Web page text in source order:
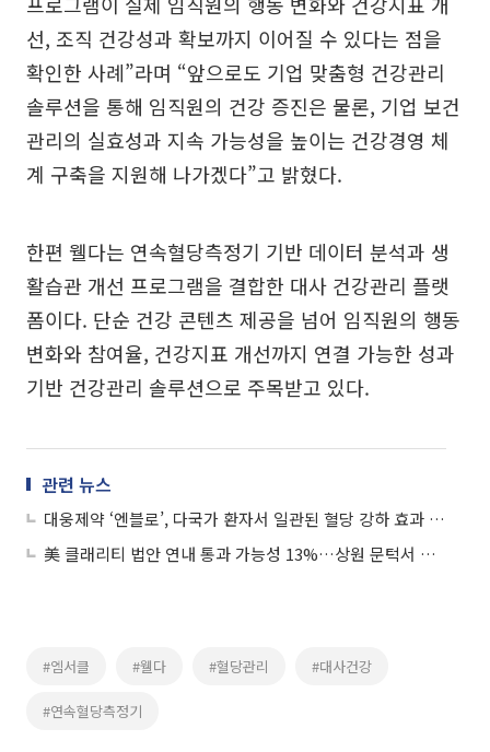
선, 조직 건강성과 확보까지 이어질 수 있다는 점을
확인한 사례”라며 “앞으로도 기업 맞춤형 건강관리
솔루션을 통해 임직원의 건강 증진은 물론, 기업 보건
관리의 실효성과 지속 가능성을 높이는 건강경영 체
계 구축을 지원해 나가겠다”고 밝혔다.
한편 웰다는 연속혈당측정기 기반 데이터 분석과 생
활습관 개선 프로그램을 결합한 대사 건강관리 플랫
폼이다. 단순 건강 콘텐츠 제공을 넘어 임직원의 행동
변화와 참여율, 건강지표 개선까지 연결 가능한 성과
기반 건강관리 솔루션으로 주목받고 있다.
관련 뉴스
대웅제약 ‘엔블로’, 다국가 환자서 일관된 혈당 강하 효과 확인
美 클래리티 법안 연내 통과 가능성 13%…상원 문턱서 제동
#엠서클 #웰다 #혈당관리 #대사건강
#연속혈당측정기